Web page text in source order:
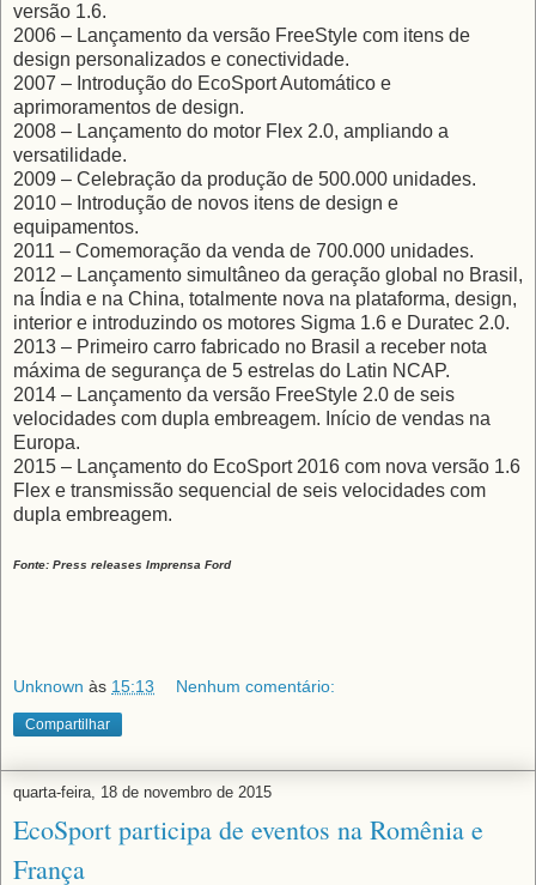
versão 1.6.
2006 – Lançamento da versão FreeStyle com itens de
design personalizados e conectividade.
2007 – Introdução do EcoSport Automático e
aprimoramentos de design.
2008 – Lançamento do motor Flex 2.0, ampliando a
versatilidade.
2009 – Celebração da produção de 500.000 unidades.
2010 – Introdução de novos itens de design e
equipamentos.
2011 – Comemoração da venda de 700.000 unidades.
2012 – Lançamento simultâneo da geração global no Brasil,
na Índia e na China, totalmente nova na plataforma, design,
interior e introduzindo os motores Sigma 1.6 e Duratec 2.0.
2013 – Primeiro carro fabricado no Brasil a receber nota
máxima de segurança de 5 estrelas do Latin NCAP.
2014 – Lançamento da versão FreeStyle 2.0 de seis
velocidades com dupla embreagem. Início de vendas na
Europa.
2015 – Lançamento do EcoSport 2016 com nova versão 1.6
Flex e transmissão sequencial de seis velocidades com
dupla embreagem.
Fonte: Press releases Imprensa Ford
Unknown às 15:13 Nenhum comentário:
Compartilhar
quarta-feira, 18 de novembro de 2015
EcoSport participa de eventos na Romênia e
França